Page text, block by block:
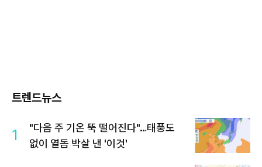
트렌드뉴스
1
"다음 주 기온 뚝 떨어진다"…태풍도
없이 열돔 박살 낸 '이것'